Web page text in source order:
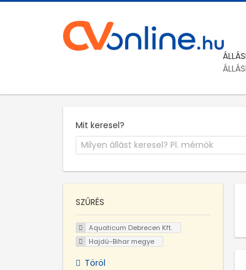
Mit keresel?
SZŰRÉS
Aquaticum Debrecen Kft.
Hajdú-Bihar megye
Töröl